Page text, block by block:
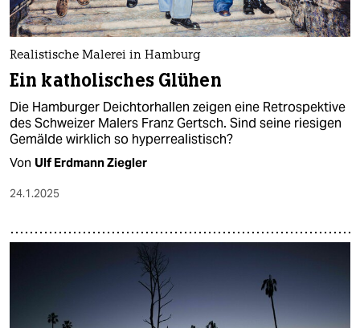
Realistische Malerei in Hamburg
Ein katholisches Glühen
Die Hamburger Deichtorhallen zeigen eine Retrospektive
des Schweizer Malers Franz Gertsch. Sind seine riesigen
Gemälde wirklich so hyperrealistisch?
Von Ulf Erdmann Ziegler
24.1.2025